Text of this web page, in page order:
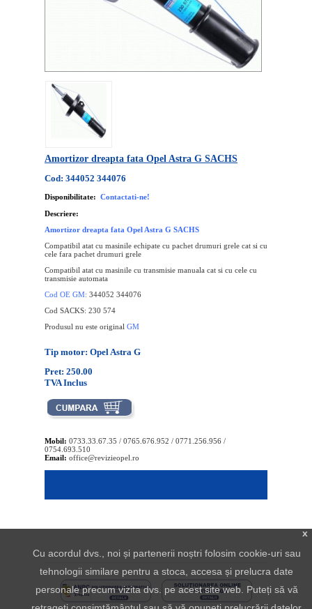
Amortizor dreapta fata Opel Astra G SACHS
Cod: 344052 344076
Disponibilitate: Contactati-ne!
Descriere:
Amortizor dreapta fata Opel Astra G SACHS
Compatibil atat cu masinile echipate cu pachet drumuri grele cat si cu
cele fara pachet drumuri grele
Compatibil atat cu masinile cu transmisie manuala cat si cu cele cu
transmisie automata
Cod OE GM: 344052 344076
Cod SACKS: 230 574
Produsul nu este original GM
Tip motor: Opel Astra G
Pret: 250.00
TVA Inclus
Mobil: 0733.33.67.35 / 0765.676.952 / 0771.256.956 /
0754.693.510
Email: office@revizieopel.ro
x
Cu acordul dvs., noi și partenerii noștri folosim cookie-uri sau
tehnologii similare pentru a stoca, accesa și prelucra date
personale precum vizita dvs. pe acest site web. Puteți să vă